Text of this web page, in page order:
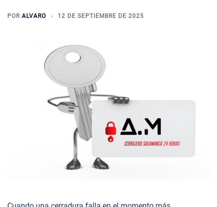
POR ALVARO 12 DE SEPTIEMBRE DE 2025